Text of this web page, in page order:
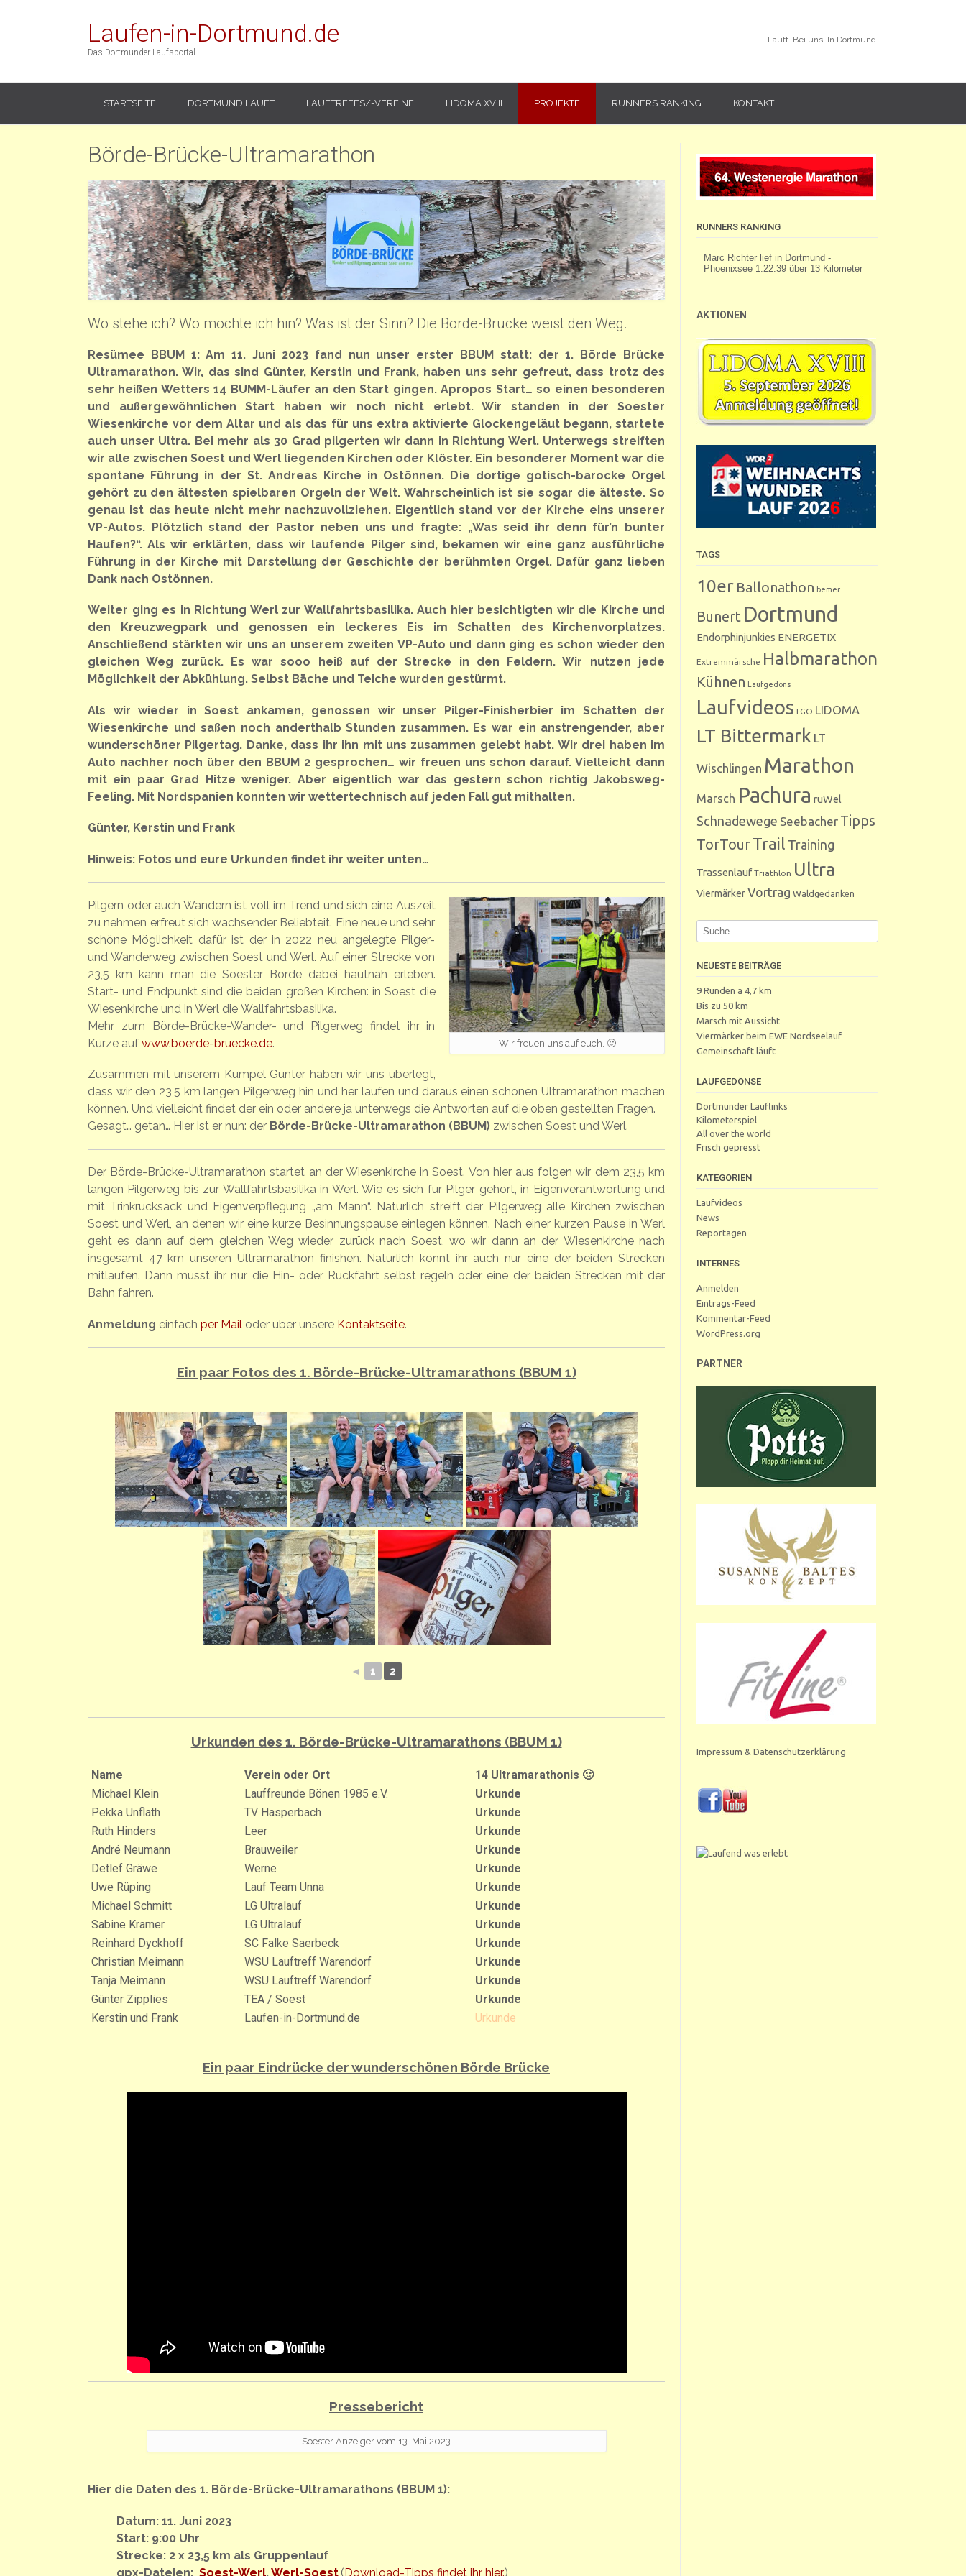
Laufen-in-Dortmund.de
Das Dortmunder Laufsportal
Läuft. Bei uns. In Dortmund.
STARTSEITE DORTMUND LÄUFT LAUFTREFFS/-VEREINE LIDOMA XVIII PROJEKTE RUNNERS RANKING KONTAKT
Börde-Brücke-Ultramarathon
Wo stehe ich? Wo möchte ich hin? Was ist der Sinn? Die Börde-Brücke weist den Weg.
Resümee BBUM 1: Am 11. Juni 2023 fand nun unser erster BBUM statt: der 1. Börde Brücke
Ultramarathon. Wir, das sind Günter, Kerstin und Frank, haben uns sehr gefreut, dass trotz des
sehr heißen Wetters 14 BUMM-Läufer an den Start gingen. Apropos Start… so einen besonderen
und außergewöhnlichen Start haben wir noch nicht erlebt. Wir standen in der Soester
Wiesenkirche vor dem Altar und als das für uns extra aktivierte Glockengeläut begann, startete
auch unser Ultra. Bei mehr als 30 Grad pilgerten wir dann in Richtung Werl. Unterwegs streiften
wir alle zwischen Soest und Werl liegenden Kirchen oder Klöster. Ein besonderer Moment war die
spontane Führung in der St. Andreas Kirche in Ostönnen. Die dortige gotisch-barocke Orgel
gehört zu den ältesten spielbaren Orgeln der Welt. Wahrscheinlich ist sie sogar die älteste. So
genau ist das heute nicht mehr nachzuvollziehen. Eigentlich stand vor der Kirche eins unserer
VP-Autos. Plötzlich stand der Pastor neben uns und fragte: „Was seid ihr denn für’n bunter
Haufen?“. Als wir erklärten, dass wir laufende Pilger sind, bekamen wir eine ganz ausführliche
Führung in der Kirche mit Darstellung der Geschichte der berühmten Orgel. Dafür ganz lieben
Dank nach Ostönnen.
Weiter ging es in Richtung Werl zur Wallfahrtsbasilika. Auch hier besichtigten wir die Kirche und
den Kreuzwegpark und genossen ein leckeres Eis im Schatten des Kirchenvorplatzes.
Anschließend stärkten wir uns an unserem zweiten VP-Auto und dann ging es schon wieder den
gleichen Weg zurück. Es war sooo heiß auf der Strecke in den Feldern. Wir nutzen jede
Möglichkeit der Abkühlung. Selbst Bäche und Teiche wurden gestürmt.
Als wir wieder in Soest ankamen, genossen wir unser Pilger-Finisherbier im Schatten der
Wiesenkirche und saßen noch anderthalb Stunden zusammen. Es war ein anstrengender, aber
wunderschöner Pilgertag. Danke, dass ihr ihn mit uns zusammen gelebt habt. Wir drei haben im
Auto nachher noch über den BBUM 2 gesprochen… wir freuen uns schon darauf. Vielleicht dann
mit ein paar Grad Hitze weniger. Aber eigentlich war das gestern schon richtig Jakobsweg-
Feeling. Mit Nordspanien konnten wir wettertechnisch auf jeden Fall gut mithalten.
Günter, Kerstin und Frank
Hinweis: Fotos und eure Urkunden findet ihr weiter unten…
Wir freuen uns auf euch. 🙂
Pilgern oder auch Wandern ist voll im Trend und sich eine Auszeit
zu nehmen erfreut sich wachsender Beliebteit. Eine neue und sehr
schöne Möglichkeit dafür ist der in 2022 neu angelegte Pilger-
und Wanderweg zwischen Soest und Werl. Auf einer Strecke von
23,5 km kann man die Soester Börde dabei hautnah erleben.
Start- und Endpunkt sind die beiden großen Kirchen: in Soest die
Wiesenkirche und in Werl die Wallfahrtsbasilika.
Mehr zum Börde-Brücke-Wander- und Pilgerweg findet ihr in
Kürze auf www.boerde-bruecke.de.
Zusammen mit unserem Kumpel Günter haben wir uns überlegt,
dass wir den 23,5 km langen Pilgerweg hin und her laufen und daraus einen schönen Ultramarathon machen
können. Und vielleicht findet der ein oder andere ja unterwegs die Antworten auf die oben gestellten Fragen.
Gesagt… getan… Hier ist er nun: der Börde-Brücke-Ultramarathon (BBUM) zwischen Soest und Werl.
Der Börde-Brücke-Ultramarathon startet an der Wiesenkirche in Soest. Von hier aus folgen wir dem 23,5 km
langen Pilgerweg bis zur Wallfahrtsbasilika in Werl. Wie es sich für Pilger gehört, in Eigenverantwortung und
mit Trinkrucksack und Eigenverpflegung „am Mann“. Natürlich streift der Pilgerweg alle Kirchen zwischen
Soest und Werl, an denen wir eine kurze Besinnungspause einlegen können. Nach einer kurzen Pause in Werl
geht es dann auf dem gleichen Weg wieder zurück nach Soest, wo wir dann an der Wiesenkirche nach
insgesamt 47 km unseren Ultramarathon finishen. Natürlich könnt ihr auch nur eine der beiden Strecken
mitlaufen. Dann müsst ihr nur die Hin- oder Rückfahrt selbst regeln oder eine der beiden Strecken mit der
Bahn fahren.
Anmeldung einfach per Mail oder über unsere Kontaktseite.
Ein paar Fotos des 1. Börde-Brücke-Ultramarathons (BBUM 1)
◄ 1 2
Urkunden des 1. Börde-Brücke-Ultramarathons (BBUM 1)
Name Verein oder Ort
14 Ultramarathonis 🙂
Michael Klein
Lauffreunde Bönen 1985 e.V.
Urkunde
Pekka Unflath
TV Hasperbach
Urkunde
Ruth Hinders
Leer
Urkunde
André Neumann
Brauweiler
Urkunde
Detlef Gräwe
Werne
Urkunde
Uwe Rüping
Lauf Team Unna
Urkunde
Michael Schmitt
LG Ultralauf
Urkunde
Sabine Kramer
LG Ultralauf
Urkunde
Reinhard Dyckhoff
SC Falke Saerbeck
Urkunde
Christian Meimann
WSU Lauftreff Warendorf
Urkunde
Tanja Meimann
WSU Lauftreff Warendorf
Urkunde
Günter Zipplies
TEA / Soest
Urkunde
Kerstin und Frank
Laufen-in-Dortmund.de Urkunde
Ein paar Eindrücke der wunderschönen Börde Brücke
Pressebericht
Soester Anzeiger vom 13. Mai 2023
Hier die Daten des 1. Börde-Brücke-Ultramarathons (BBUM 1):
Datum: 11. Juni 2023
Start: 9:00 Uhr
Strecke: 2 x 23,5 km als Gruppenlauf
gpx-Dateien: Soest-Werl,Werl-Soest (Download-Tipps findet ihr hier.)
RUNNERS RANKING
AKTIONEN
TAGS
10er Ballonathon bemer
Bunert Dortmund
Endorphinjunkies ENERGETIX
Extremmärsche Halbmarathon
Kühnen Laufgedöns
Laufvideos LGO LIDOMA
LT Bittermark LT
Wischlingen Marathon
Marsch Pachura ruWel
Schnadewege Seebacher Tipps
TorTourTrail Training
Trassenlauf Triathlon Ultra
ViermärkerVortrag Waldgedanken
NEUESTE BEITRÄGE
9 Runden a 4,7 km
Bis zu 50 km
Marsch mit Aussicht
Viermärker beim EWE Nordseelauf
Gemeinschaft läuft
LAUFGEDÖNSE
Dortmunder Lauflinks
Kilometerspiel
All over the world
Frisch gepresst
KATEGORIEN
Laufvideos
News
Reportagen
INTERNES
Anmelden
Eintrags-Feed
Kommentar-Feed
WordPress.org
PARTNER
Impressum & Datenschutzerklärung